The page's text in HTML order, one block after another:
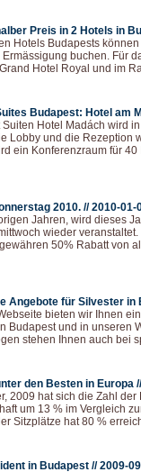
Preis in 2 Hotels in
Hotels Budapests
Ermässigung buchen. Für
Hotel Royal und im
Budapest: Hotel am
Suiten Hotel Madách wird
Lobby und die Rezeption
ein Konferenzraum für
2010. //2010-01-
Jahren, wird dieses
wieder
50% Rabatt von
Angebote für Silvester in
bieten wir Ihnen
Budapest und in unseren
stehen Ihnen auch bei
den Besten in Europa
2009 hat sich die Zahl
um 13 % im Vergleich
Sitzplätze hat 80 %
in Budapest //2009-